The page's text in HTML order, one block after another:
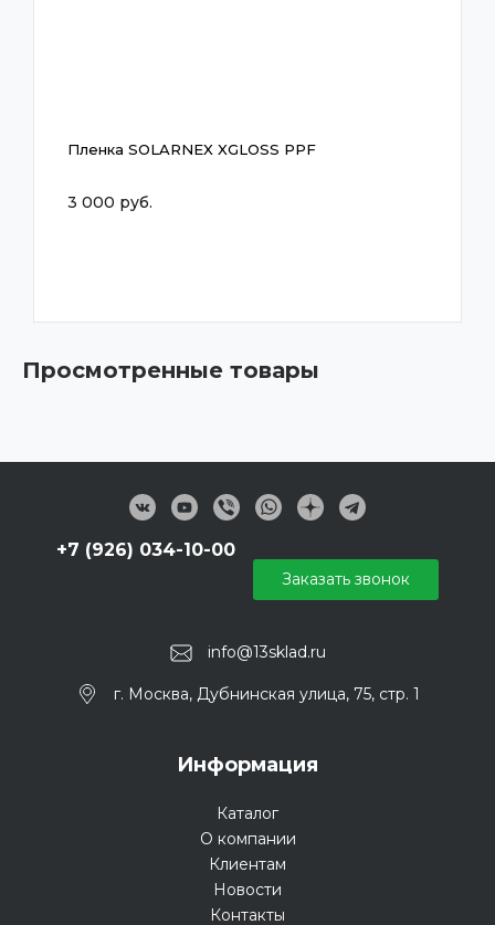
Пленка SOLARNEX XGLOSS PPF
3 000 руб.
Просмотренные товары
info@13sklad.ru
+7 (926) 034-10-00
г. Москва, Дубнинская улица, 75, стр. 1
Заказать звонок
Информация
Каталог
О компании
Клиентам
Новости
Контакты